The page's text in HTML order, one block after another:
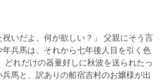
祝いだよ、何が欲しい？」 父親にそう言
兵馬は、それから七年後人目を引く色
どれだけの器量好しに秋波を送られたっ
馬と、訳ありの船宿吉村のお嬢様が出